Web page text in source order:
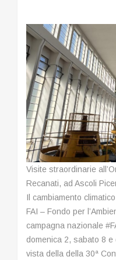
Visite straordinarie
Recanati, ad Ascoli
Il cambiamento
FAI – Fondo per
campagna nazionale
domenica 2, sabato 8 e
vista della della 30ª